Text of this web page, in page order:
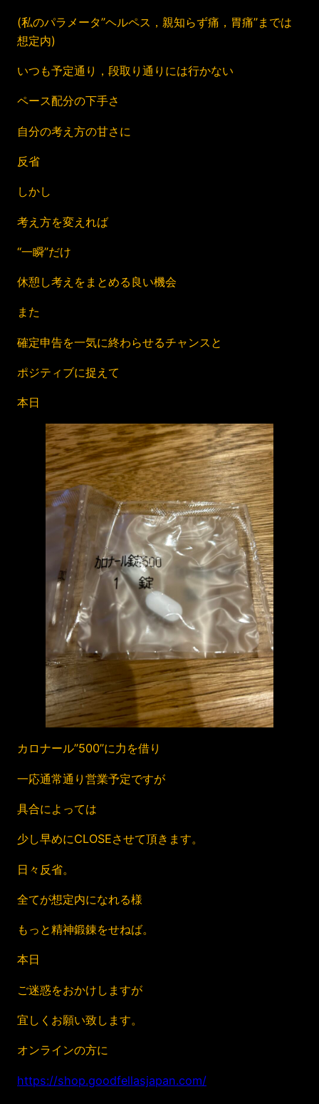
(私のパラメータ”ヘルペス，親知らず痛，胃痛”までは
想定内)
いつも予定通り，段取り通りには行かない
ペース配分の下手さ
自分の考え方の甘さに
反省
しかし
考え方を変えれば
“一瞬”だけ
休憩し考えをまとめる良い機会
また
確定申告を一気に終わらせるチャンスと
ポジティブに捉えて
本日
カロナール”500”に力を借り
一応通常通り営業予定ですが
具合によっては
少し早めにCLOSEさせて頂きます。
日々反省。
全てが想定内になれる様
もっと精神鍛錬をせねば。
本日
ご迷惑をおかけしますが
宜しくお願い致します。
オンラインの方に
https://shop.goodfellasjapan.com/